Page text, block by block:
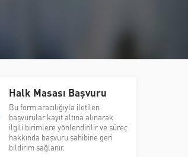
Halk Masası Başvuru
Bu form aracılığıyla iletilen
başvurular kayıt altına alınarak
ilgili birimlere yönlendirilir ve süreç
hakkında başvuru sahibine geri
bildirim sağlanır.